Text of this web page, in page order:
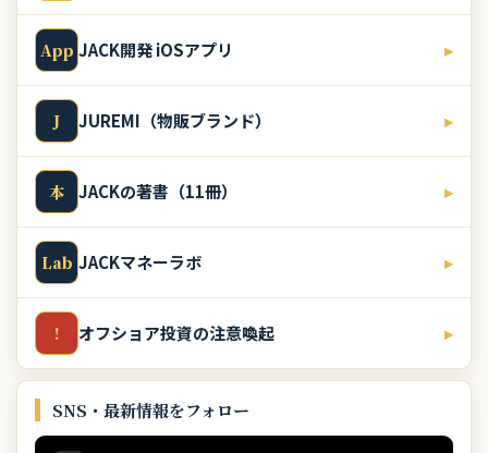
App JACK開発 iOSアプリ ▸
J JUREMI（物販ブランド） ▸
本 JACKの著書（11冊） ▸
Lab JACKマネーラボ ▸
! オフショア投資の注意喚起 ▸
SNS・最新情報をフォロー